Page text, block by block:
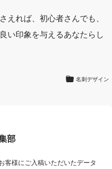
えれば、初心者さんでも、
い印象を与えるあなたらし
名刺デザイン
部
客様にご入稿いただいたデータ